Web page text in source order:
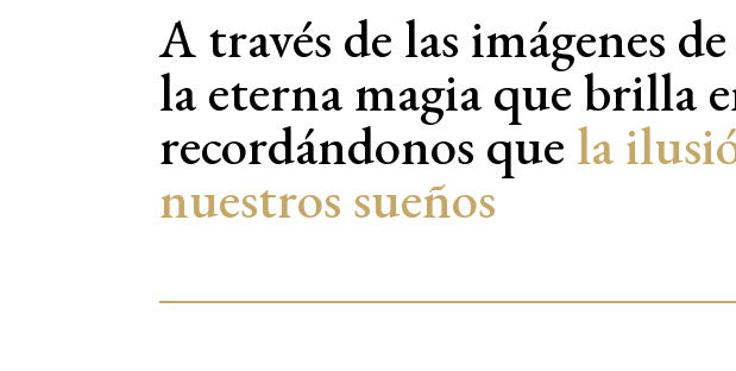
A través de las imágenes
la eterna magia que brilla
recordándonos que la
nuestros sueños